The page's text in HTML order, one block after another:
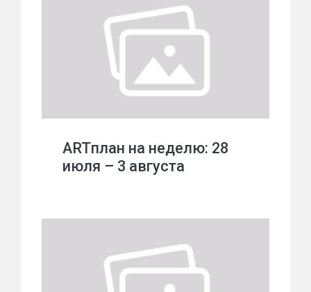
ARTплан на неделю: 28
июля – 3 августа